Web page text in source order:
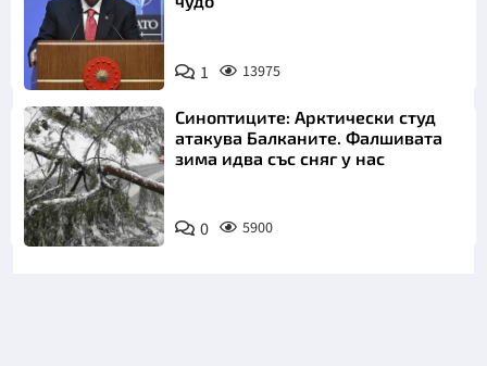
1 13975
Синоптиците: Арктически студ
атакува Балканите. Фалшивата
зима идва със сняг у нас
0 5900